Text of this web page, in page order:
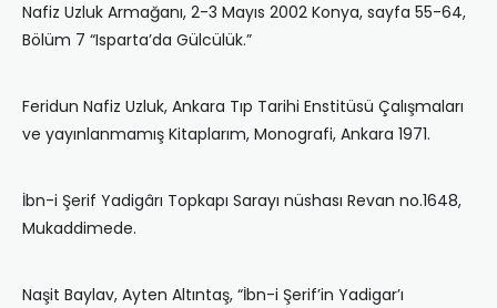
Nafiz Uzluk Armağanı, 2-3 Mayıs 2002 Konya, sayfa 55-64,
Bölüm 7 “Isparta’da Gülcülük.”
Feridun Nafiz Uzluk, Ankara Tıp Tarihi Enstitüsü Çalışmaları
ve yayınlanmamış Kitaplarım, Monografi, Ankara 1971.
İbn-i Şerif Yadigârı Topkapı Sarayı nüshası Revan no.1648,
Mukaddimede.
Naşit Baylav, Ayten Altıntaş, “İbn-i Şerif’in Yadigar’ı